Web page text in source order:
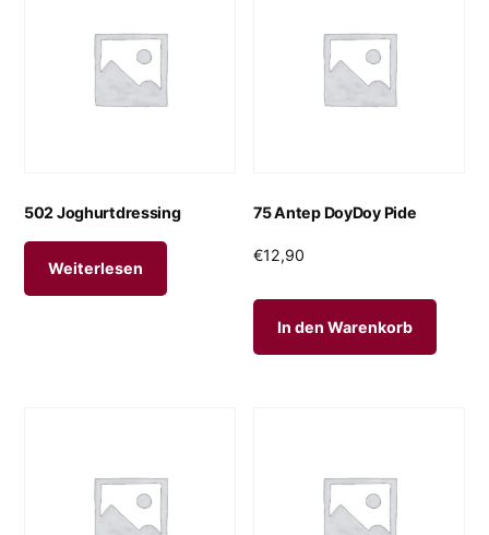
502 Joghurtdressing
Weiterlesen
75 Antep DoyDoy Pide
€12,90
In den Warenkorb